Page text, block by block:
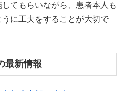
てもらいながら、患者本人も
に工夫をすることが大切で
最新情報